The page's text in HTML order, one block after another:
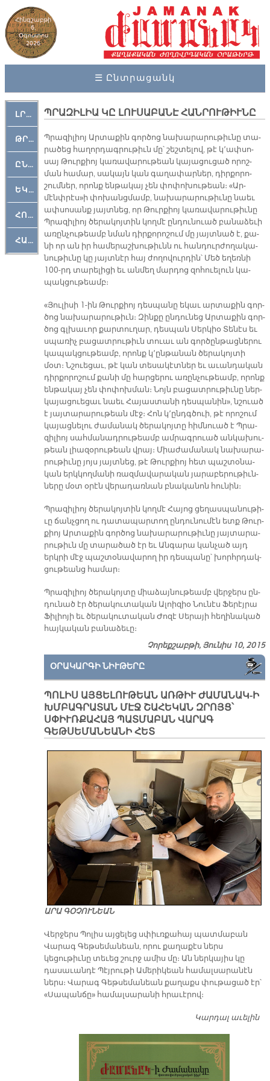
Հինգշաբթի
6,
Օգոստոս
2026
☰ Ընտրացանկ
ԼՐԱՀՈՍ
ԹՐՔԱՀԱՅ ԿԵԱՆՔ
ԸՆԿԵՐԱՄՇԱԿՈՒԹԱՅԻՆ
ԵԿԵՂԵՑԱԿԱՆ
ՀՈԳԵՄՏԱՒՈՐ
ՀԱՐԹԱԿ
ՊՐԱԶԻԼԻԱ ԿԸ ԼՈՒՍԱԲԱՆԷ ՀԱՆՐՈՒԹԻՒՆԸ
Պրա­զի­լիոյ Ար­տա­քին գոր­ծոց նա­խա­րա­րու­թիւ­նը տա­
րա­ծեց հա­ղոր­դագ­րու­թիւն մը՝ շեշ­տե­լով, թէ կ՚ափ­սո­
սայ Թուր­քիոյ կա­ռա­վա­րու­թեան կա­յա­ցու­ցած ո­րոշ­
ման հա­մար, սա­կայն կան գա­ղա­փար­ներ, դիր­քո­րո­
շում­ներ, ո­րոնք են­թա­կայ չեն փո­փո­խու­թեան։ «Ար­
մէնփրէս»ի փո­խանց­մամբ, նա­խա­րա­րու­թիւ­նը նաեւ
ափ­սո­սանք յայտ­նեց, որ Թուր­քիոյ կա­ռա­վա­րու­թիւ­նը
Պրա­զի­լիոյ ծե­րա­կոյ­տին կող­մէ ըն­դու­նուած բա­նա­ձե­ւի
ա­ռըն­չու­թեամբ նման դիր­քո­րո­շում մը յայտ­նած է, քա­
նի որ ան իր հա­մե­րաշ­խու­թիւնն ու հան­դուր­ժո­ղա­կա­
նու­թիւ­նը կը յայտ­նէր հայ ժո­ղո­վուր­դին՝ Մեծ ե­ղեռ­նի
100-րդ տա­րե­լի­ցի եւ ան­մեղ մար­դոց զո­հուե­լուն կա­
պակ­ցու­թեամբ։
«Յու­լի­սի 1-ին Թուր­քիոյ դես­պա­նը ե­կաւ ար­տա­քին գոր­
ծոց նա­խա­րա­րու­թիւն։ Զին­քը ըն­դու­նեց Ար­տա­քին գոր­
ծոց գլխա­ւոր քար­տու­ղար, դես­պան Սեր­կիօ Տե­նէս եւ
սպա­ռիչ բա­ցատ­րու­թիւն տուաւ ան գոր­ծըն­թաց­նե­րու
կա­պակ­ցու­թեամբ, ո­րոնք կ՚ըն­թա­նան ծե­րա­կոյ­տի
մօտ։ Նշուե­ցաւ, թէ կան տե­սա­կէտ­ներ եւ ա­ւան­դա­կան
դիր­քո­րո­շում քա­նի մը հար­ցե­րու ա­ռըն­չու­թեամբ, ո­րոնք
են­թա­կայ չեն փո­փոխ­ման։ Նոյն բա­ցատ­րու­թիւ­նը ներ­
կա­յա­ցուե­ցաւ նաեւ Հա­յաս­տա­նի դես­պա­նին», նշուած
է յայ­տա­րա­րու­թեան մէջ։ Հոն կ՚ընդգ­ծուի, թէ ո­րո­շում
կա­յաց­նե­լու ժա­մա­նակ ծե­րա­կոյ­տը հիմ­նուած է Պրա­
զի­լիոյ սահ­մա­նադ­րու­թեամբ ամ­րագ­րուած ան­կա­խու­
թեան լիա­զօ­րու­թեան վրայ։ Միա­ժա­մա­նակ նա­խա­րա­
րու­թիւ­նը յոյս յայտ­նեց, թէ Թուր­քիոյ հետ պաշ­տօ­նա­
կան երկ­կող­մա­նի ռազ­մա­վա­րա­կան յա­րա­բե­րու­թիւն­
նե­րը մօտ օ­րէն վե­րա­դառ­նան բնա­կա­նոն հու­նին։
Պրա­զի­լիոյ ծե­րա­կոյ­տին կող­մէ Հա­յոց ցե­ղաս­պա­նու­թի­
ւը ճանչ­ցող ու դա­տա­պար­տող ըն­դու­նու­մէն ետք Թուր­
քիոյ Ար­տա­քին գոր­ծոց նա­խա­րա­րու­թիւ­նը յայ­տա­րա­
րու­թիւն մը տա­րա­ծած էր եւ Ան­գա­րա կան­չած այդ
երկրի մէջ պաշտօնավարող իր դես­պա­նը՝ խորհրդակ-
ցութեանց համար։
Պրա­զի­լիոյ ծե­րա­կոյ­տը միա­ձայ­նու­թեամբ վեր­ջերս ըն­
դու­նած էր ծե­րա­կու­տա­կան Ա­լոի­զիօ Նու­նէս Ֆե­րէյ­րա
Ֆի­լիո­յի եւ ծե­րա­կու­տա­կան Ժո­զէ Սե­րա­յի հե­ղի­նա­կած
հայ­կա­կան բա­նա­ձե­ւը։
Չորեքշաբթի, Յունիս 10, 2015
ՕՐԱԿԱՐԳԻ ՆԻՒԹԵՐԸ
ՊՈԼԻՍ ԱՅՑԵԼՈՒԹԵԱՆ ԱՌԹԻՒ ԺԱՄԱՆԱԿ-Ի
ԽՄԲԱԳՐԱՏԱՆ ՄԷՋ ՇԱՀԵԿԱՆ ԶՐՈՅՑ՝
ՍՓԻՒՌՔԱՀԱՅ ՊԱՏՄԱԲԱՆ ՎԱՐԱԳ
ԳԵԹՍԵՄԱՆԵԱՆԻ ՀԵՏ
ԱՐԱ ԳՕՉՈՒՆԵԱՆ
Վերջերս Պոլիս այցելեց սփիւռքահայ պատմաբան
Վարագ Գեթսեմանեան, որու քաղաքէս ներս
կեցութիւնը տեւեց շուրջ ամիս մը։ Ան ներկայիս կը
դասաւանդէ Պէյրութի Ամերիկեան համալսարանէն
ներս։ Վարագ Գեթսեմանեան քաղաքս փութացած էր՝
«Սապանճը» համալսարանի հրաւէրով։
Կարդալ աւելին